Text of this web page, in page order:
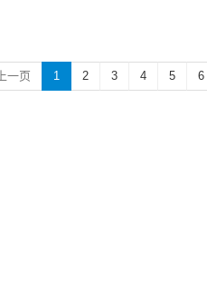
上一页 1 2 3 4 5 6